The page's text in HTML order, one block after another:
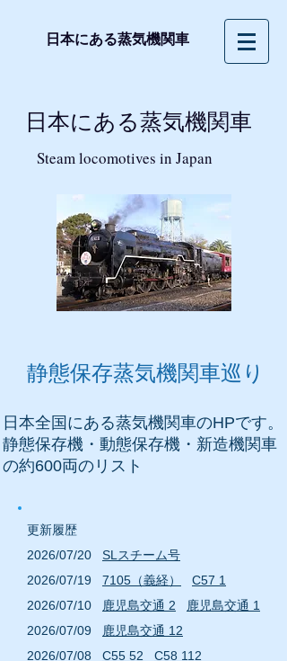
日本にある蒸気機関車
日本にある蒸気機関車
Steam locomotives in Japan
静態保存蒸気機関車巡り
日本全国にある蒸気機関車のHPです。
静態保存機・動態保存機・新造機関車
の約600両のリスト
更新履歴
2026/07/20
SLスチーム号
2026/07/19 7105（義経）
C57 1
2026/07/10 鹿児島交通 2
鹿児島交通 1
2026/07/09
鹿児島交通 12
2026/07/08 C55 52
C58 112